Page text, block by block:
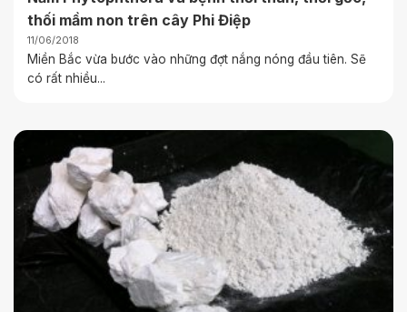
thối mầm non trên cây Phi Điệp
11/06/2018
Miền Bắc vừa bước vào những đợt nắng nóng đầu tiên. Sẽ
có rất nhiều...